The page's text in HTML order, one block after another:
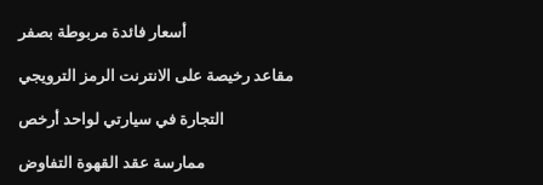
أسعار فائدة مربوطة بصفر
مقاعد رخيصة على الانترنت الرمز الترويجي
التجارة في سيارتي لواحد أرخص
ممارسة عقد القهوة التفاوض